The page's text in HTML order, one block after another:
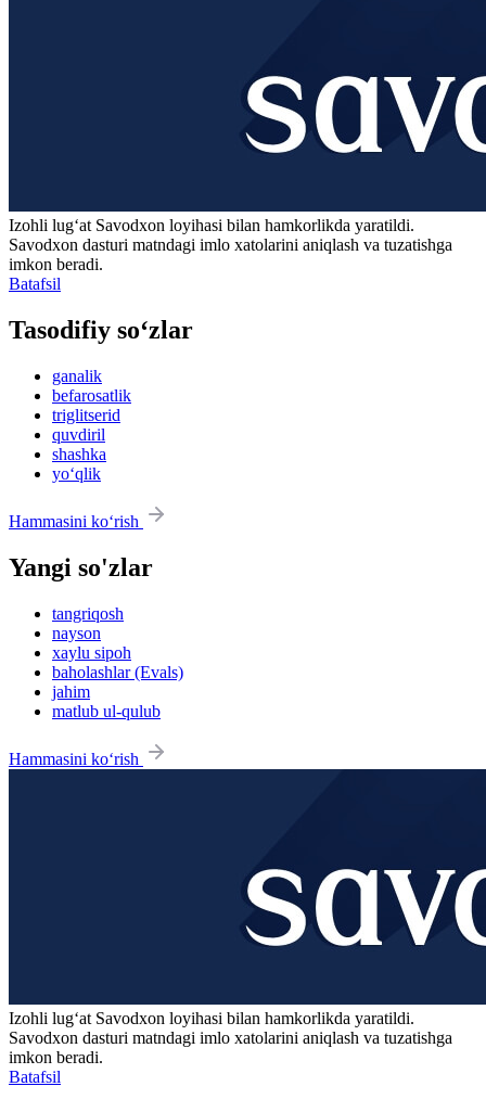
Izohli lugʻat Savodxon loyihasi bilan hamkorlikda yaratildi.
Savodxon dasturi matndagi imlo xatolarini aniqlash va tuzatishga
imkon beradi.
Batafsil
Tasodifiy so‘zlar
ganalik
befarosatlik
triglitserid
quvdiril
shashka
yo‘qlik
Hammasini ko‘rish
Yangi so'zlar
tangriqosh
nayson
xaylu sipoh
baholashlar (Evals)
jahim
matlub ul-qulub
Hammasini ko‘rish
Izohli lugʻat Savodxon loyihasi bilan hamkorlikda yaratildi.
Savodxon dasturi matndagi imlo xatolarini aniqlash va tuzatishga
imkon beradi.
Batafsil